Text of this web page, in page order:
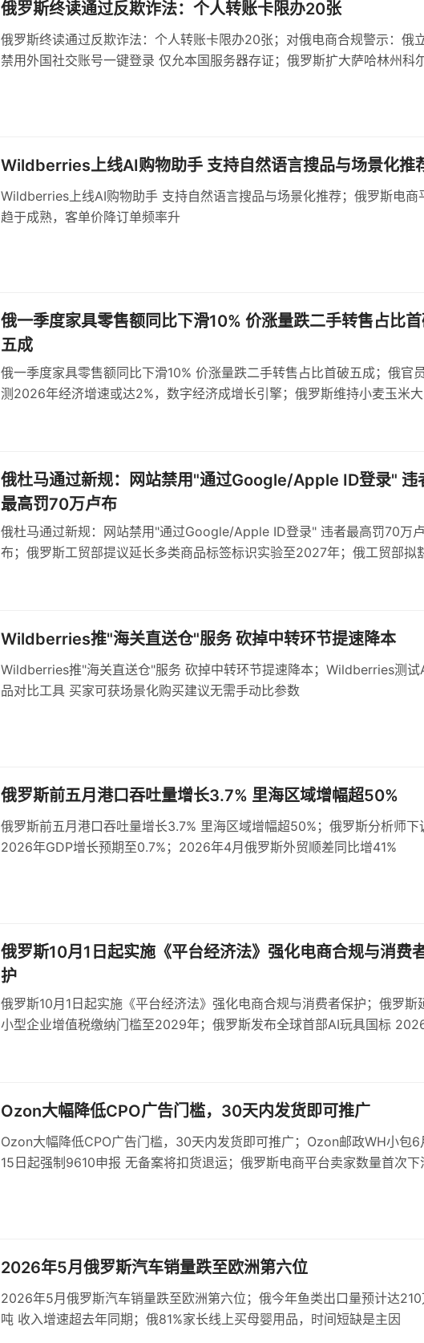
俄罗斯终读通过反欺诈法：个人转账卡限办20张
俄罗斯终读通过反欺诈法：个人转账卡限办20张；对俄电商合规警示：俄
禁用外国社交账号一键登录 仅允本国服务器存证；俄罗斯扩大萨哈林州科
Wildberries上线AI购物助手 支持自然语言搜品与场景化推
Wildberries上线AI购物助手 支持自然语言搜品与场景化推荐；俄罗斯电商
趋于成熟，客单价降订单频率升
俄一季度家具零售额同比下滑10% 价涨量跌二手转售占比
五成
俄一季度家具零售额同比下滑10% 价涨量跌二手转售占比首破五成；俄官
测2026年经济增速或达2%，数字经济成增长引擎；俄罗斯维持小麦玉米
俄杜马通过新规：网站禁用"通过Google/Apple ID登录" 违
最高罚70万卢布
俄杜马通过新规：网站禁用"通过Google/Apple ID登录" 违者最高罚70万
布；俄罗斯工贸部提议延长多类商品标签标识实验至2027年；俄工贸部拟
Wildberries推"海关直送仓"服务 砍掉中转环节提速降本
Wildberries推"海关直送仓"服务 砍掉中转环节提速降本；Wildberries测试
品对比工具 买家可获场景化购买建议无需手动比参数
俄罗斯前五月港口吞吐量增长3.7% 里海区域增幅超50%
俄罗斯前五月港口吞吐量增长3.7% 里海区域增幅超50%；俄罗斯分析师下
2026年GDP增长预期至0.7%；2026年4月俄罗斯外贸顺差同比增41%
俄罗斯10月1日起实施《平台经济法》强化电商合规与消费
护
俄罗斯10月1日起实施《平台经济法》强化电商合规与消费者保护；俄罗斯
小型企业增值税缴纳门槛至2029年；俄罗斯发布全球首部AI玩具国标
Ozon大幅降低CPO广告门槛，30天内发货即可推广
Ozon大幅降低CPO广告门槛，30天内发货即可推广；Ozon邮政WH小包6
15日起强制9610申报 无备案将扣货退运；俄罗斯电商平台卖家数量首次下
2026年5月俄罗斯汽车销量跌至欧洲第六位
2026年5月俄罗斯汽车销量跌至欧洲第六位；俄今年鱼类出口量预计达
吨 收入增速超去年同期；俄81%家长线上买母婴用品，时间短缺是主因